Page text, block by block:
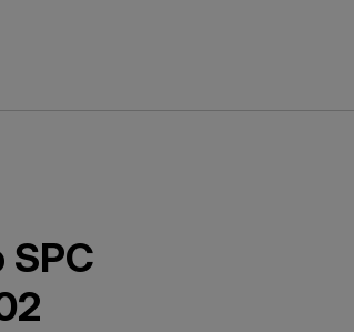
SPC